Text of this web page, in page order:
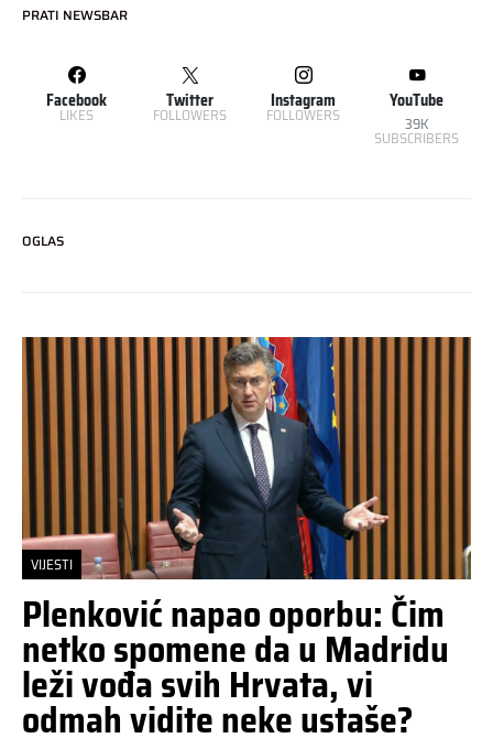
PRATI NEWSBAR
Facebook
LIKES
Twitter
FOLLOWERS
Instagram
FOLLOWERS
YouTube
39K
SUBSCRIBERS
OGLAS
VIJESTI
Plenković napao oporbu: Čim
netko spomene da u Madridu
leži vođa svih Hrvata, vi
odmah vidite neke ustaše?